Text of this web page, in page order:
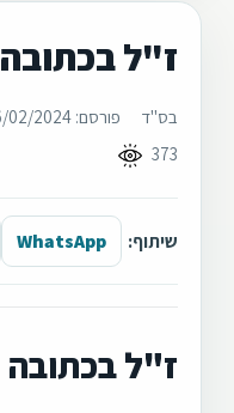
ז"ל בכתובה
בס"ד פורסם: 16/02/2024
373
שיתוף: WhatsApp
ז"ל בכתובה